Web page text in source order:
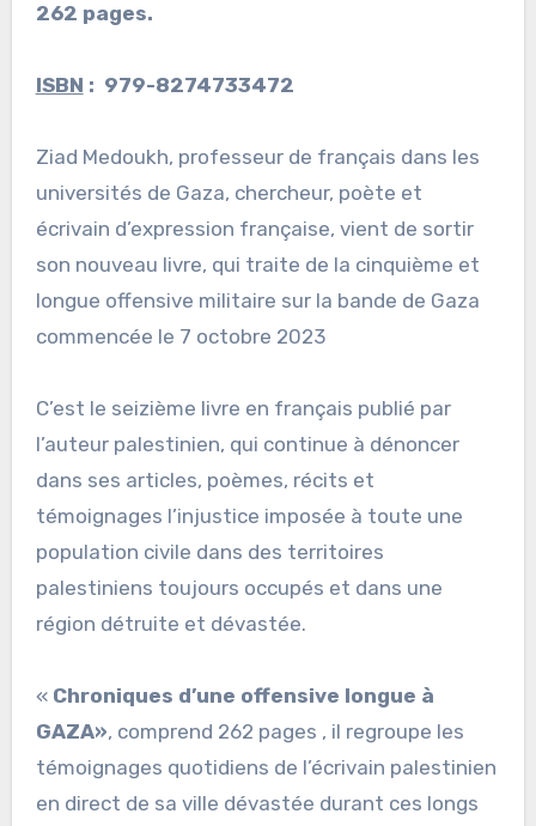
262 pages.
ISBN : ‏‎ 979-8274733472
Ziad Medoukh, professeur de français dans les
universités de Gaza, chercheur, poète et
écrivain d’expression française, vient de sortir
son nouveau livre, qui traite de la cinquième et
longue offensive militaire sur la bande de Gaza
commencée le 7 octobre 2023
C’est le seizième livre en français publié par
l’auteur palestinien, qui continue à dénoncer
dans ses articles, poèmes, récits et
témoignages l’injustice imposée à toute une
population civile dans des territoires
palestiniens toujours occupés et dans une
région détruite et dévastée.
«Chroniques d’une offensive longue à
GAZA», comprend 262 pages , il regroupe les
témoignages quotidiens de l’écrivain palestinien
en direct de sa ville dévastée durant ces longs